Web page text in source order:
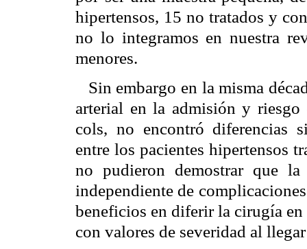
hipertensos, 15 no tratados y
no lo integramos en nuestra
menores.
Sin embargo en la misma
arterial en la admisión y riesgo
cols, no encontró diferencias
entre los pacientes hipertensos
no pudieron demostrar que
independiente de
beneficios en diferir la cirugía
con valores de severidad al